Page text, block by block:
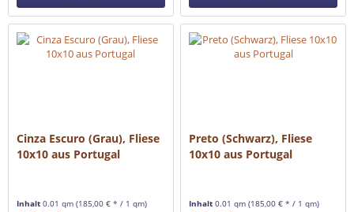
Cinza Escuro (Grau), Fliese
10x10 aus Portugal
Inhalt0.01 qm(185,00 € * / 1 qm)
Preto (Schwarz), Fliese
10x10 aus Portugal
Inhalt0.01 qm(185,00 € * / 1 qm)